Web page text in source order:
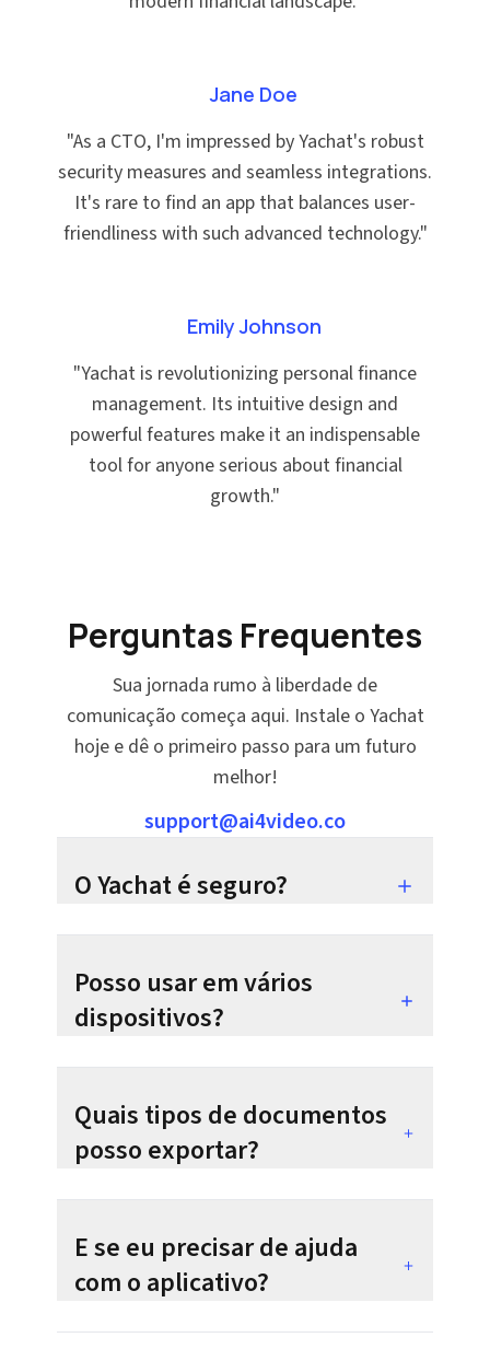
Jane Doe
"As a CTO, I'm impressed by Yachat's robust
security measures and seamless integrations.
It's rare to find an app that balances user-
friendliness with such advanced technology."
Emily Johnson
"Yachat is revolutionizing personal finance
management. Its intuitive design and
powerful features make it an indispensable
tool for anyone serious about financial
growth."
Perguntas Frequentes
Sua jornada rumo à liberdade de
comunicação começa aqui. Instale o Yachat
hoje e dê o primeiro passo para um futuro
melhor!
support@ai4video.co
O Yachat é seguro?
Posso usar em vários
dispositivos?
Quais tipos de documentos
posso exportar?
E se eu precisar de ajuda
com o aplicativo?